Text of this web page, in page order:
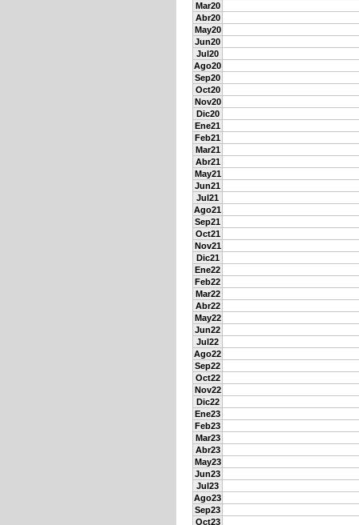
Mar20
Abr20
May20
Jun20
Jul20
Ago20
Sep20
Oct20
Nov20
Dic20
Ene21
Feb21
Mar21
Abr21
May21
Jun21
Jul21
Ago21
Sep21
Oct21
Nov21
Dic21
Ene22
Feb22
Mar22
Abr22
May22
Jun22
Jul22
Ago22
Sep22
Oct22
Nov22
Dic22
Ene23
Feb23
Mar23
Abr23
May23
Jun23
Jul23
Ago23
Sep23
Oct23